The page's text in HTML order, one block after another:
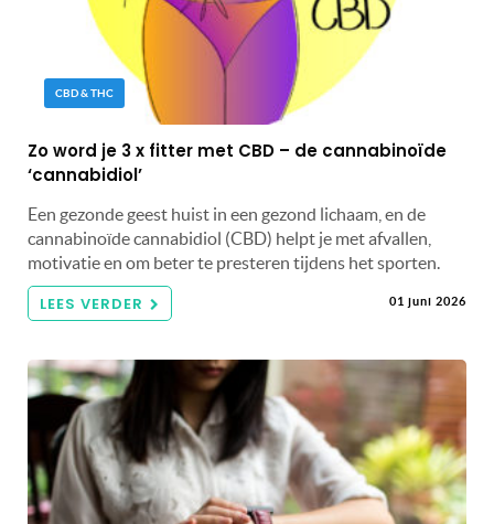
CBD & THC
Zo word je 3 x fitter met CBD – de cannabinoïde
‘cannabidiol’
Een gezonde geest huist in een gezond lichaam, en de
cannabinoïde cannabidiol (CBD) helpt je met afvallen,
motivatie en om beter te presteren tijdens het sporten.
LEES VERDER 01 juni 2026